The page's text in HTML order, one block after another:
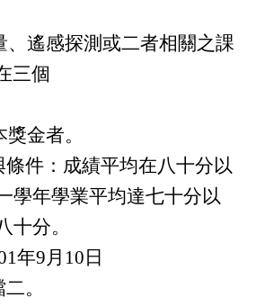
、 遙感探測或二者相關之課
三個
金者。
件：成績平均在八十分以
學年學業平均達七十分以
十分。
年9 月 10 日
。